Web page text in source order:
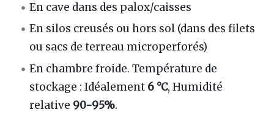
En cave dans des palox/caisses
En silos creusés ou hors sol (dans des filets
ou sacs de terreau microperforés)
En chambre froide. Température de
stockage : Idéalement 6 °C, Humidité
relative 90-95%.